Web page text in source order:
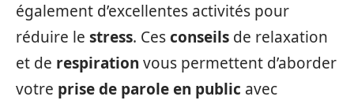
également d’excellentes activités pour
réduire le stress. Cesconseils de relaxation
et de respiration vous permettent d’aborder
votre prise de parole en public avec